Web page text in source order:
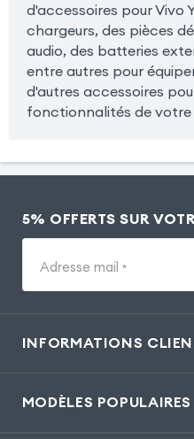
d'accessoires pour Vivo
chargeurs, des pièces
audio, des batteries
entre autres pour
d'autres accessoires
fonctionnalités de votre
5% OFFERTS SUR
Adresse mail *
INFORMATIONS
MODÈLES POPULAIRES